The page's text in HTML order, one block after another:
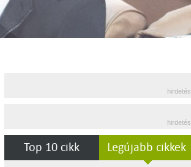
hirdetés
hirdetés
Top 10 cikk Legújabb cikkek